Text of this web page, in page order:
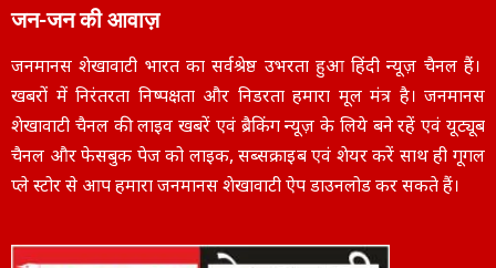
जन-जन की आवाज़
जनमानस शेखावाटी भारत का सर्वश्रेष्ठ उभरता हुआ हिंदी न्यूज़ चैनल हैं।
खबरों में निरंतरता निष्पक्षता और निडरता हमारा मूल मंत्र है। जनमानस
शेखावाटी चैनल की लाइव खबरें एवं ब्रैकिंग न्यूज़ के लिये बने रहें एवं यूट्यूब
चैनल और फेसबुक पेज को लाइक, सब्सक्राइब एवं शेयर करें साथ ही गूगल
प्ले स्टोर से आप हमारा जनमानस शेखावाटी ऐप डाउनलोड कर सकते हैं।